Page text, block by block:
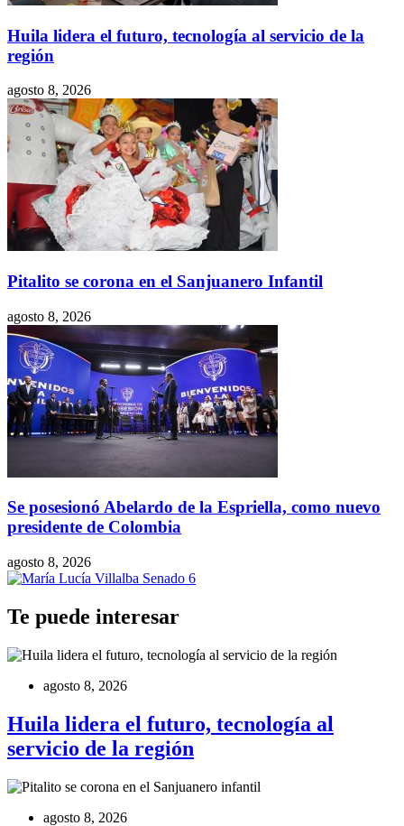
Huila lidera el futuro, tecnología al servicio de la
región
agosto 8, 2026
Pitalito se corona en el Sanjuanero Infantil
agosto 8, 2026
Se posesionó Abelardo de la Espriella, como nuevo
presidente de Colombia
agosto 8, 2026
Te puede interesar
agosto 8, 2026
Huila lidera el futuro, tecnología al
servicio de la región
agosto 8, 2026